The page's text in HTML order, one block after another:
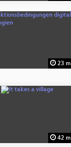
23
42